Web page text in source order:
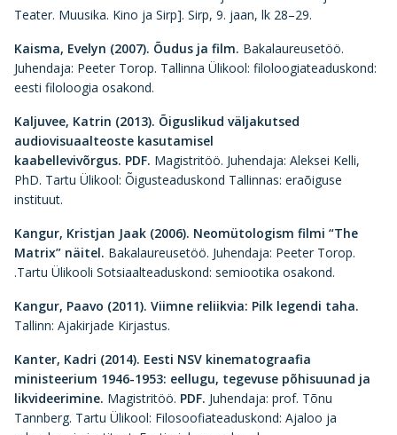
Teater. Muusika. Kino ja Sirp]. Sirp, 9. jaan, lk 28–29.
Kaisma, Evelyn (2007). Õudus ja film. Bakalaureusetöö.
Juhendaja: Peeter Torop. Tallinna Ülikool: filoloogiateaduskond:
eesti filoloogia osakond.
Kaljuvee, Katrin (2013). Õiguslikud väljakutsed
audiovisuaalteoste kasutamisel
kaabellevivõrgus. PDF. Magistritöö. Juhendaja: Aleksei Kelli,
PhD. Tartu Ülikool: Õigusteaduskond Tallinnas: eraõiguse
instituut.
Kangur, Kristjan Jaak (2006). Neomütologism filmi “The
Matrix” näitel. Bakalaureusetöö. Juhendaja: Peeter Torop.
.Tartu Ülikooli Sotsiaalteaduskond: semiootika osakond.
Kangur, Paavo (2011). Viimne reliikvia: Pilk legendi taha.
Tallinn: Ajakirjade Kirjastus.
Kanter, Kadri (2014). Eesti NSV kinematograafia
ministeerium 1946-1953: eellugu, tegevuse põhisuunad ja
likvideerimine. Magistritöö. PDF. Juhendaja: prof. Tõnu
Tannberg. Tartu Ülikool: Filosoofiateaduskond: Ajaloo ja